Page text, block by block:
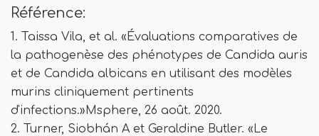
Référence:
1. Taissa Vila, et al. «Évaluations comparatives de
la pathogenèse des phénotypes de Candida auris
et de Candida albicans en utilisant des modèles
murins cliniquement pertinents
d'infections.»Msphere, 26 août. 2020.
2. Turner, Siobhán A et Geraldine Butler. «Le